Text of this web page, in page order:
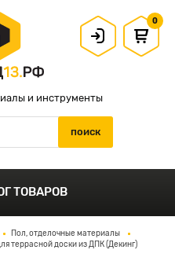
и инструменты
0
ТОВАРОВ
Пол, отделочные материалы
террасной доски из ДПК (Декинг)